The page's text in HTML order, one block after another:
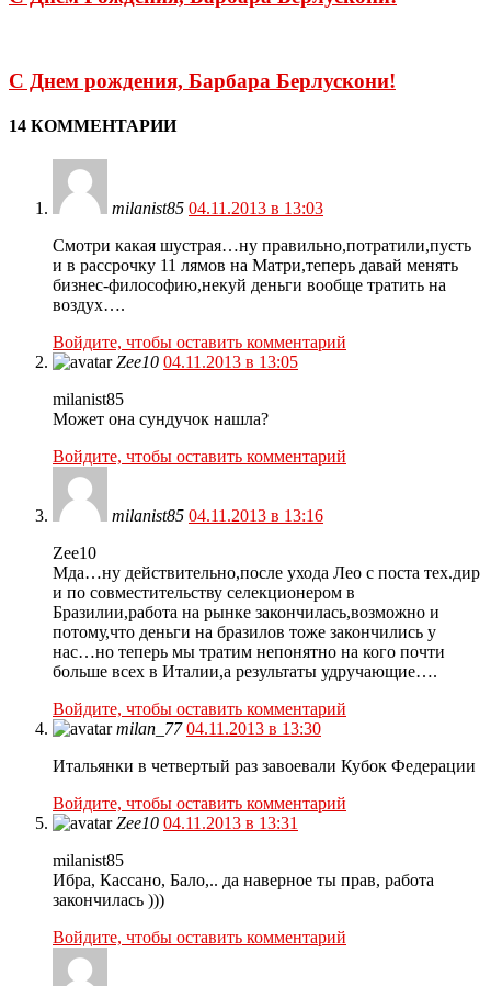
С Днем рождения, Барбара Берлускони!
14 КОММЕНТАРИИ
milanist85 04.11.2013 в 13:03
Смотри какая шустрая…ну правильно,потратили,пусть
и в рассрочку 11 лямов на Матри,теперь давай менять
бизнес-философию,некуй деньги вообще тратить на
воздух….
Войдите, чтобы оставить комментарий
Zee10 04.11.2013 в 13:05
milanist85
Может она сундучок нашла?
Войдите, чтобы оставить комментарий
milanist85 04.11.2013 в 13:16
Zee10
Мда…ну действительно,после ухода Лео с поста тех.дир
и по совместительству селекционером в
Бразилии,работа на рынке закончилась,возможно и
потому,что деньги на бразилов тоже закончились у
нас…но теперь мы тратим непонятно на кого почти
больше всех в Италии,а результаты удручающие….
Войдите, чтобы оставить комментарий
milan_77 04.11.2013 в 13:30
Итальянки в четвертый раз завоевали Кубок Федерации
Войдите, чтобы оставить комментарий
Zee10 04.11.2013 в 13:31
milanist85
Ибра, Кассано, Бало,.. да наверное ты прав, работа
закончилась )))
Войдите, чтобы оставить комментарий